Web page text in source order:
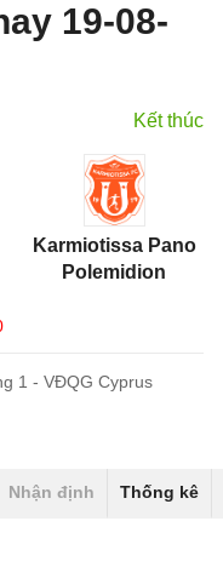
19-08-
Kết thúc
Karmiotissa Pano
Polemidion
1 - VĐQG Cyprus
Nhận định Thống kê